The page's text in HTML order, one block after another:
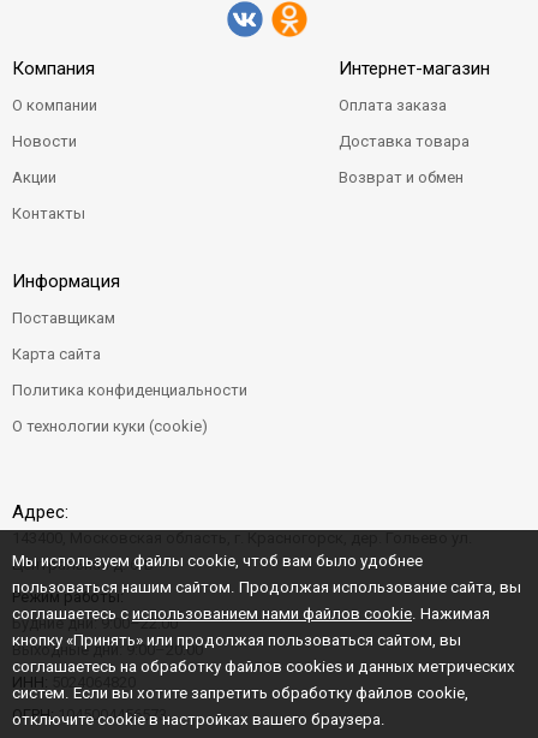
Компания
О компании
Новости
Акции
Контакты
Интернет-магазин
Оплата заказа
Доставка товара
Возврат и обмен
Информация
Поставщикам
Карта сайта
Политика конфиденциальности
О технологии куки (cookie)
Адрес:
Центральная д. 6"Б"
Режим работы:
Будние дни: 9:00–22:00
Выходные дни: 9:00–20:00
ИНН:
ОГРН:1045004456573
Мы используем файлы cookie, чтоб вам было удобнее
пользоваться нашим сайтом. Продолжая использование сайта, вы
соглашаетесь с использованием нами файлов cookie . Нажимая
кнопку «Принять» или продолжая пользоваться сайтом, вы
соглашаетесь на обработку файлов cookies и данных метрических
систем. Если вы хотите запретить обработку файлов cookie,
отключите cookie в настройках вашего браузера.